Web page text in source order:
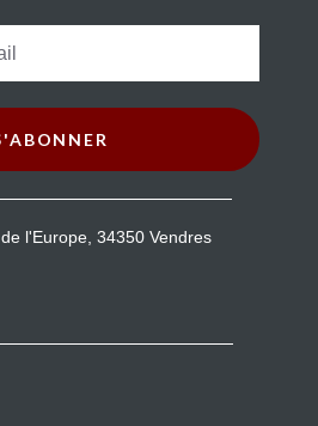
l'Europe, 34350 Vendres